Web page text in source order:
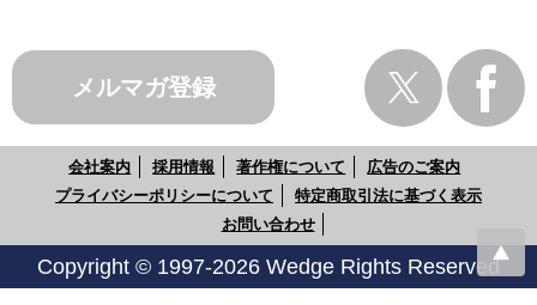
メルマガ登録
会社案内 採用情報 著作権について
広告のご案内
プライバシーポリシーについて
特定商取引法に基づく表示
お問い合わせ
Copyright © 1997-2026 Wedge Rights Reserved